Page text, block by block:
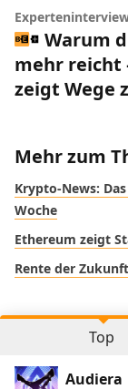
Warum
mehr reicht
zeigt Wege
Mehr zum
Krypto-News:
Woche
Ethereum zeigt
Rente der
Top
Audiera